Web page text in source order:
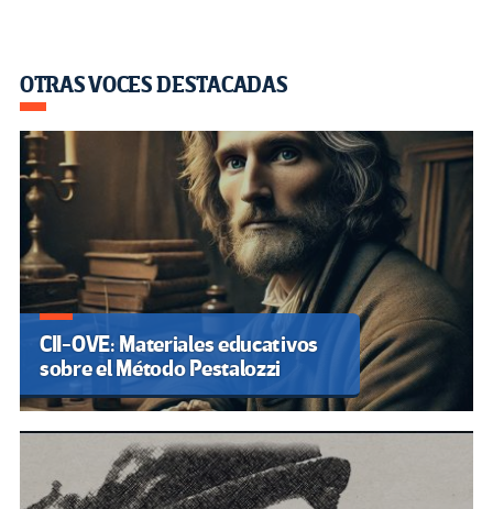
OTRAS VOCES DESTACADAS
CII-OVE: Materiales educativos
sobre el Método Pestalozzi